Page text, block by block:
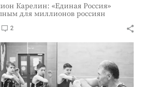
Карелин: «Единая Россия»
для миллионов россиян
2